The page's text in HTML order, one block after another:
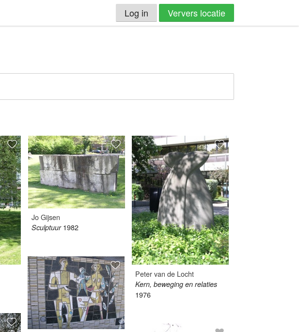
Log in Ververs locatie
Jo Gijsen
Sculptuur 1982
Peter van de Locht
Kern, beweging en relaties
1976